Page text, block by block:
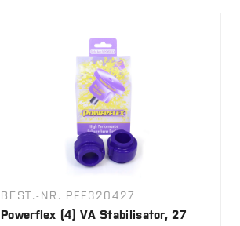
BEST.-NR. PFF320427
Powerflex (4) VA Stabilisator, 27